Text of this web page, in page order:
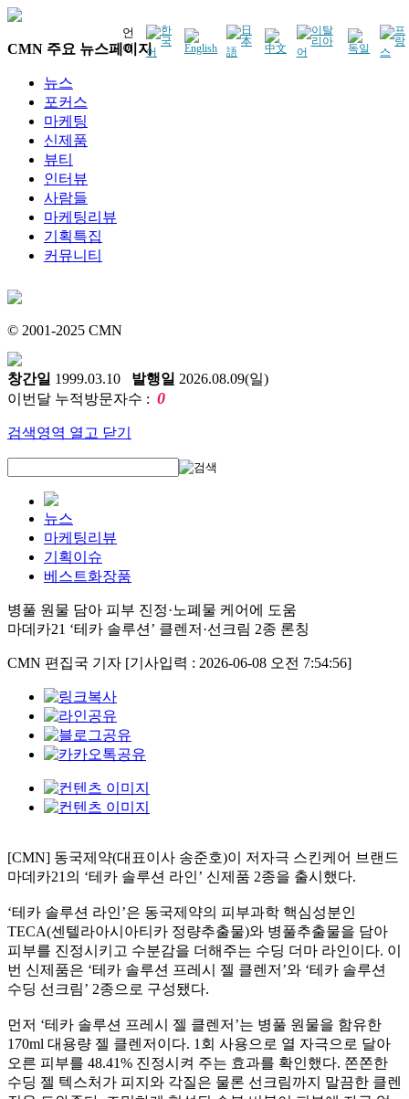
언
어
CMN 주요 뉴스페이지
뉴스
포커스
마케팅
신제품
뷰티
인터뷰
사람들
마케팅리뷰
기획특집
커뮤니티
© 2001-2025 CMN
창간일 1999.03.10 발행일 2026.08.09(일)
이번달 누적방문자수 : 0
검색영역 열고 닫기
뉴스
마케팅리뷰
기획이슈
베스트화장품
병풀 원물 담아 피부 진정·노폐물 케어에 도움
마데카21 ‘테카 솔루션’ 클렌저·선크림 2종 론칭
CMN 편집국 기자 [기사입력 : 2026-06-08 오전 7:54:56]
[CMN] 동국제약(대표이사 송준호)이 저자극 스킨케어 브랜드
마데카21의 ‘테카 솔루션 라인’ 신제품 2종을 출시했다.
‘테카 솔루션 라인’은 동국제약의 피부과학 핵심성분인
TECA(센텔라아시아티카 정량추출물)와 병풀추출물을 담아
피부를 진정시키고 수분감을 더해주는 수딩 더마 라인이다. 이
번 신제품은 ‘테카 솔루션 프레시 젤 클렌저’와 ‘테카 솔루션
수딩 선크림’ 2종으로 구성됐다.
먼저 ‘테카 솔루션 프레시 젤 클렌저’는 병풀 원물을 함유한
170ml 대용량 젤 클렌저이다. 1회 사용으로 열 자극으로 달아
오른 피부를 48.41% 진정시켜 주는 효과를 확인했다. 쫀쫀한
수딩 젤 텍스처가 피지와 각질은 물론 선크림까지 말끔한 클렌